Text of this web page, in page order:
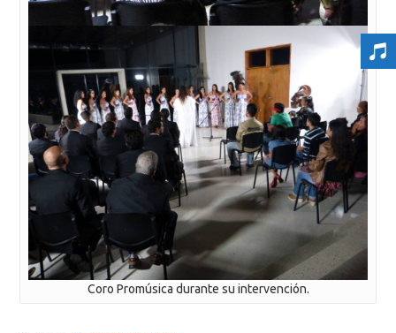
Coro Promúsica durante su intervención.